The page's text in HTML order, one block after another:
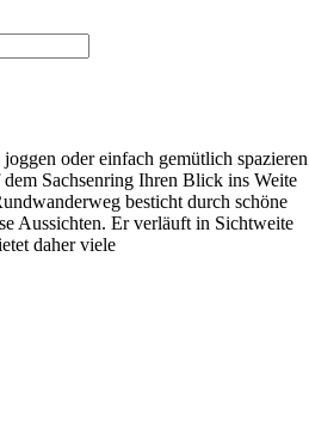
oder einfach gemütlich spazieren
dem Sachsenring Ihren Blick ins Weite
besticht durch schöne
Aussichten. Er verläuft in Sichtweite
daher viele